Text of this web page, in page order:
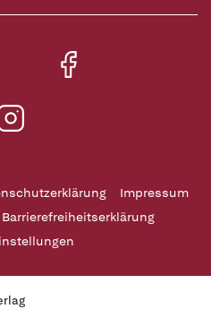
Impressum
Barrierefreiheitserklärung